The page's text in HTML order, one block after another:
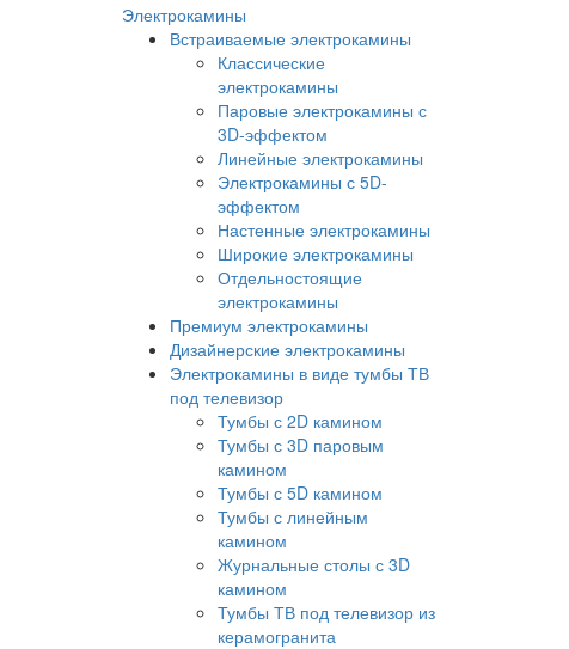
Электрокамины
Встраиваемые электрокамины
Классические
электрокамины
Паровые электрокамины с
3D-эффектом
Линейные электрокамины
Электрокамины с 5D-
эффектом
Настенные электрокамины
Широкие электрокамины
Отдельностоящие
электрокамины
Премиум электрокамины
Дизайнерские электрокамины
Электрокамины в виде тумбы ТВ
под телевизор
Тумбы с 2D камином
Тумбы с 3D паровым
камином
Тумбы с 5D камином
Тумбы с линейным
камином
Журнальные столы с 3D
камином
Тумбы ТВ под телевизор из
керамогранита